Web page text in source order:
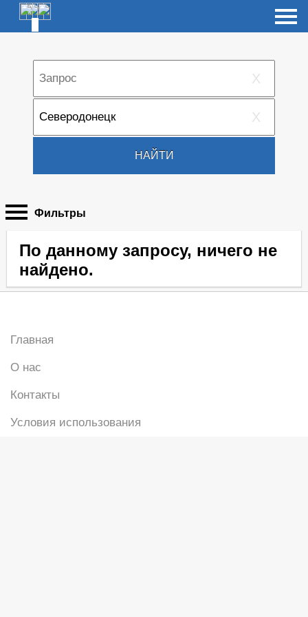
X
X
НАЙТИ
Фильтры
По данному запросу, ничего не
найдено.
Главная
О нас
Контакты
Условия использования